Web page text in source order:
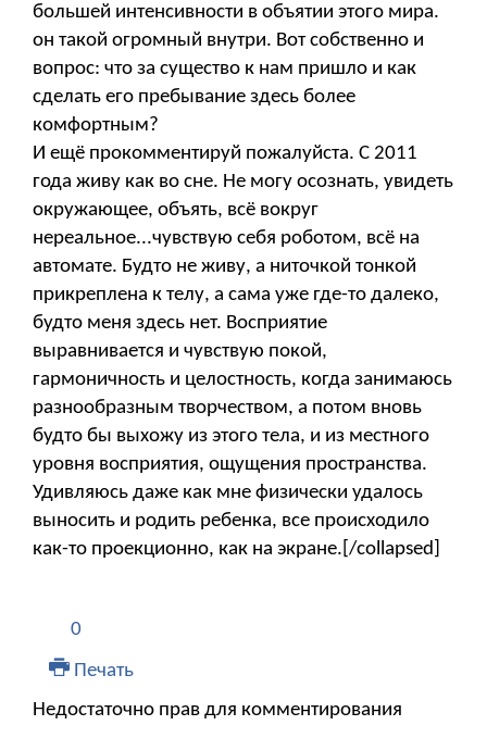
большей интенсивности в объятии этого мира.
он такой огромный внутри. Вот собственно и
вопрос: что за существо к нам пришло и как
сделать его пребывание здесь более
комфортным?
И ещё прокомментируй пожалуйста. С 2011
года живу как во сне. Не могу осознать, увидеть
окружающее, объять, всё вокруг
нереальное...чувствую себя роботом, всё на
автомате. Будто не живу, а ниточкой тонкой
прикреплена к телу, а сама уже где-то далеко,
будто меня здесь нет. Восприятие
выравнивается и чувствую покой,
гармоничность и целостность, когда занимаюсь
разнообразным творчеством, а потом вновь
будто бы выхожу из этого тела, и из местного
уровня восприятия, ощущения пространства.
Удивляюсь даже как мне физически удалось
выносить и родить ребенка, все происходило
как-то проекционно, как на экране.[/collapsed]
0
Печать
Недостаточно прав для комментирования